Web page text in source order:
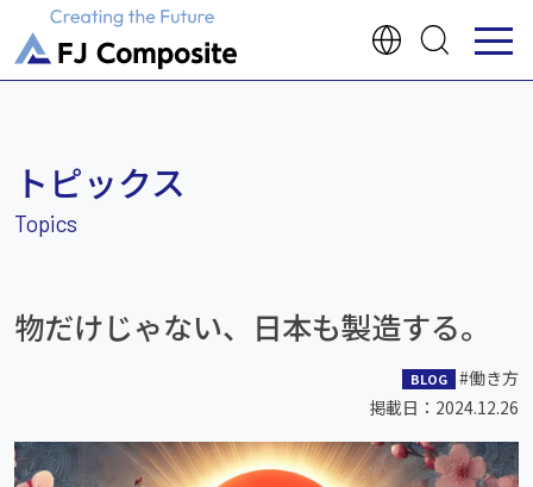
トピックス
物だけじゃない、日本も製造する。
BLOG
#働き方
掲載日：2024.12.26